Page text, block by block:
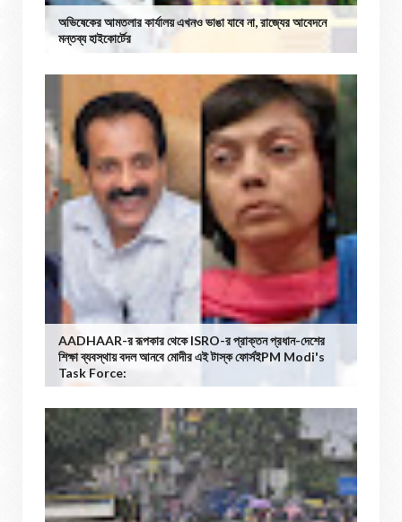
অভিষেকের আমতলার কার্যালয় এখনও ভাঙা যাবে না, রাজ্যের আবেদনে
মন্তব্য হাইকোর্টের
AADHAAR-র রূপকার থেকে ISRO-র প্রাক্তন প্রধান-দেশের
শিক্ষা ব্যবস্থায় বদল আনবে মোদীর এই টাস্ক ফোর্সইPM Modi's
Task Force: